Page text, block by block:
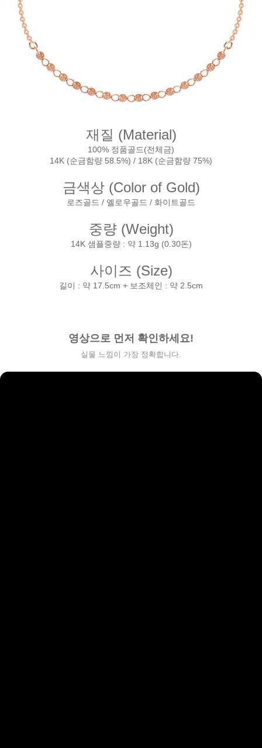
페이코 라이
구매
재질 (Material)
100% 정품골드(전체금)
14K (순금함량 58.5%) / 18K (순금함량 75%)
금색상 (Color of Gold)
로즈골드 / 옐로우골드 / 화이트골드
중량 (Weight)
14K 샘플중량 : 약 1.13g (0.30돈)
사이즈 (Size)
길이 : 약 17.5cm + 보조체인 : 약 2.5cm
영상으로 먼저 확인하세요!
실물 느낌이 가장 정확합니다.